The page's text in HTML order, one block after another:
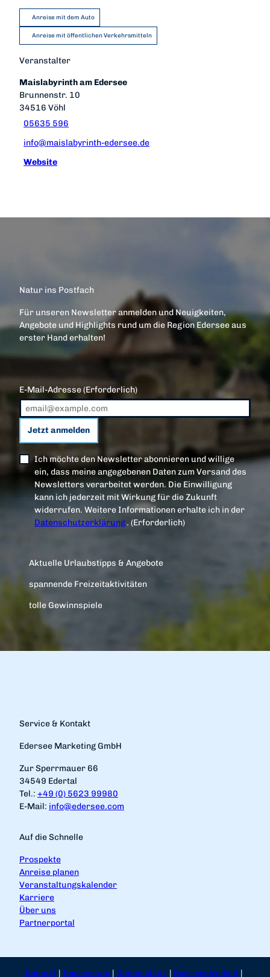
Anreise mit dem Auto
Anreise mit öffentlichen Verkehrsmitteln
Veranstalter
Maislabyrinth am Edersee
Brunnenstr. 10
34516 Vöhl
05635 596
info@maislabyrinth-edersee.de
Website
Natur ins Postfach
Für unseren Newsletter anmelden und Neuigkeiten,
Angebote und Highlights rund um die Region Edersee aus
erster Hand erhalten!
E-Mail-Adresse(Erforderlich)
Jetzt anmelden
Ich möchte den Newsletter abonnieren und willige
ein, dass meine angegebenen Daten zum Versand des
Newsletters verarbeitet werden. Die Einwilligung
kann ich jederzeit mit Wirkung für die Zukunft
widerrufen. Weitere Informationen erhalte ich in der
Datenschutzerklärung.(Erforderlich)
Aktuelle Urlaubstipps & Angebote
spannende Freizeitaktivitäten
tolle Gewinnspiele
Service & Kontakt
Edersee Marketing GmbH
Zur Sperrmauer 66
34549 Edertal
Tel.: +49 (0) 5623 99980
E-Mail: info@edersee.com
Auf die Schnelle
Prospekte
Anreise planen
Veranstaltungskalender
Karriere
Über uns
Partnerportal
Kontakt Impressum Datenschutz Barrierefreiheit